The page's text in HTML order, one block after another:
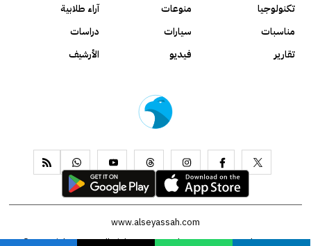
تكنولوجيا
منوعات
آراء طلابية
مناسبات
سيارات
دراسات
تقارير
فيديو الأرشيف
www.alseyassah.com
About us
Contact us
Copyright 2026, All Rights Reserved ©